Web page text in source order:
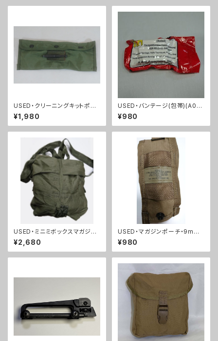
USED・クリーニングキットポー
チ・M16(A0038)
¥1,980
USED・バンテージ(包帯)(A00
54)
¥980
USED・ミニミボックスマガジン
用バック(A0037)
¥2,680
USED・マガジンポーチ・9mm
(A0024)
¥980